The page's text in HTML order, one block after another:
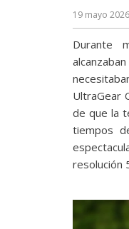
19 mayo
Durante
UltraGear
de que la
tiempos
resolución